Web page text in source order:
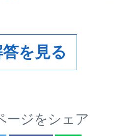
を見る
ージをシェア